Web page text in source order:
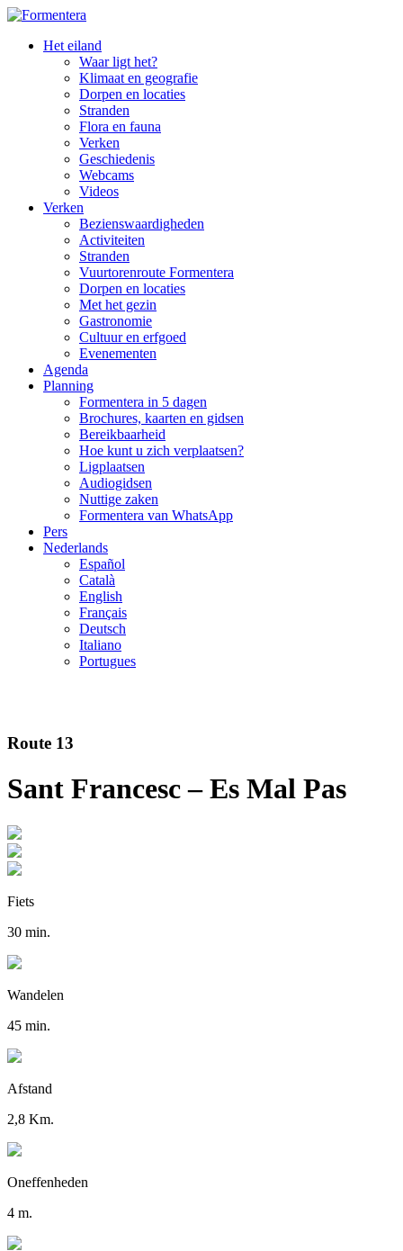
Het eiland
Waar ligt het?
Klimaat en geografie
Dorpen en locaties
Stranden
Flora en fauna
Verken
Geschiedenis
Webcams
Videos
Verken
Bezienswaardigheden
Activiteiten
Stranden
Vuurtorenroute Formentera
Dorpen en locaties
Met het gezin
Gastronomie
Cultuur en erfgoed
Evenementen
Agenda
Planning
Formentera in 5 dagen
Brochures, kaarten en gidsen
Bereikbaarheid
Hoe kunt u zich verplaatsen?
Ligplaatsen
Audiogidsen
Nuttige zaken
Formentera van WhatsApp
Pers
Nederlands
Español
Català
English
Français
Deutsch
Italiano
Portugues
Route 13
Sant Francesc – Es Mal Pas
Fiets
30 min.
Wandelen
45 min.
Afstand
2,8 Km.
Oneffenheden
4 m.